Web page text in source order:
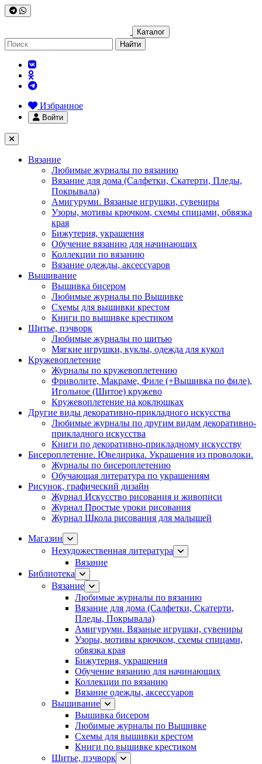
Каталог
Найти
Избранное
Войти
Вязание
Любимые журналы по вязанию
Вязание для дома (Салфетки, Скатерти, Пледы,
Покрывала)
Амигуруми. Вязаные игрушки, сувениры
Узоры, мотивы крючком, схемы спицами, обвязка
края
Бижутерия, украшения
Обучение вязанию для начинающих
Коллекции по вязанию
Вязание одежды, аксессуаров
Вышивание
Вышивка бисером
Любимые журналы по Вышивке
Схемы для вышивки крестом
Книги по вышивке крестиком
Шитье, пэчворк
Любимые журналы по шитью
Мягкие игрушки, куклы, одежда для кукол
Кружевоплетение
Журналы по кружевоплетению
Фриволите, Макраме, Филе (+Вышивка по филе),
Игольное (Шитое) кружево
Кружевоплетение на коклюшках
Другие виды декоративно-прикладного искусства
Любимые журналы по другим видам декоративно-
прикладного искусства
Книги по декоративно-прикладному искусству
Бисероплетение. Ювелирика. Украшения из проволоки.
Журналы по бисероплетению
Обучающая литература по украшениям
Рисунок, графический дизайн
Журнал Искусство рисования и живописи
Журнал Простые уроки рисования
Журнал Школа рисования для малышей
Магазин
Нехудожественная литература
Вязание
Библиотека
Вязание
Любимые журналы по вязанию
Вязание для дома (Салфетки, Скатерти,
Пледы, Покрывала)
Амигуруми. Вязаные игрушки, сувениры
Узоры, мотивы крючком, схемы спицами,
обвязка края
Бижутерия, украшения
Обучение вязанию для начинающих
Коллекции по вязанию
Вязание одежды, аксессуаров
Вышивание
Вышивка бисером
Любимые журналы по Вышивке
Схемы для вышивки крестом
Книги по вышивке крестиком
Шитье, пэчворк